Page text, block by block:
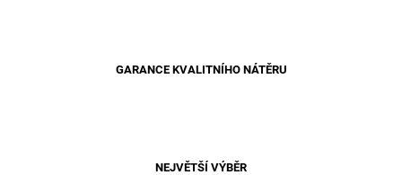
GARANCE KVALITNÍHO NÁTĚRU
NEJVĚTŠÍ VÝBĚR